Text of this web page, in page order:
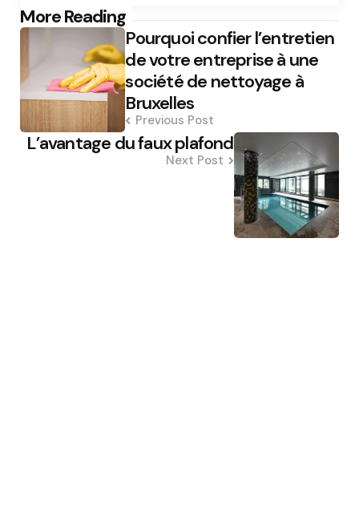
More Reading
Post
navigation Pourquoi confier l’entretien
de votre entreprise à une
société de nettoyage à
Bruxelles
Previous Post
L’avantage du faux plafond
Next Post